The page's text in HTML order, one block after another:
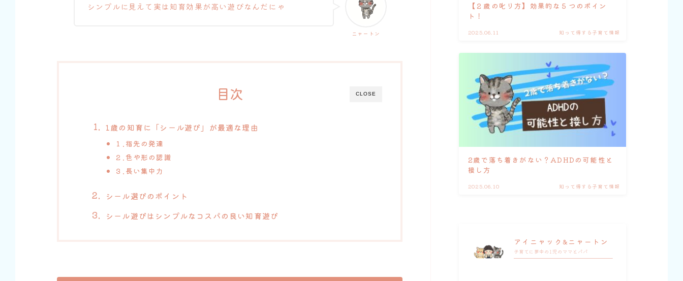
ニャートン
シンプルに見えて実は知育効果が高い遊びなんだにゃ
CLOSE
目次
1歳の知育に「シール遊び」が最適な理由
１. 指先の発達
２. 色や形の認識
３.長い 集中力
シール選びのポイント
シール遊びはシンプルなコスパの良い知育遊び
【２歳の叱り方】効果的な５つのポイン
ト！
2025.06.11 知って得する子育て情報
2歳で落ち着きがない？ADHDの可能性と
接し方
2025.06.10 知って得する子育て情報
アイニャック&ニャートン
子育てに夢中の1児のママとパパ